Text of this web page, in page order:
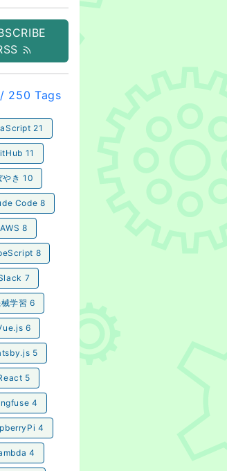
/ 250 Tags
21
11
やき 10
Code 8
AWS 8
8
7
学習 6
6
5
5
4
4
4